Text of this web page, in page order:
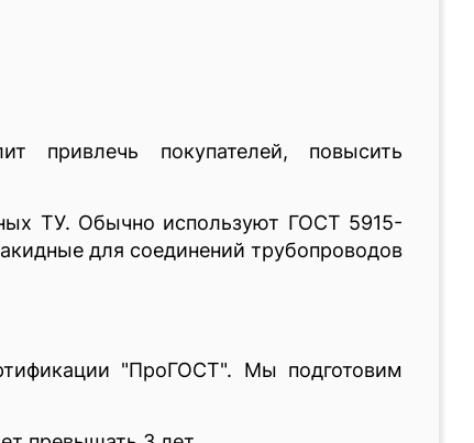
привлечь покупателей, повысить
ТУ. Обычно используют ГОСТ 5915-
для соединений трубопроводов
"ПроГОСТ". Мы подготовим